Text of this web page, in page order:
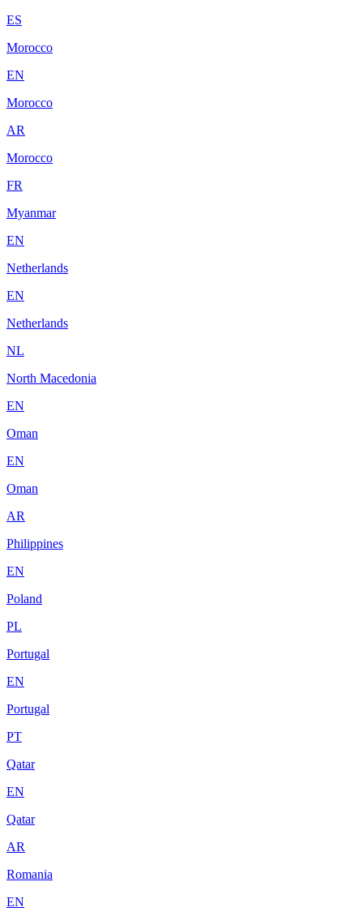
ES
Morocco
EN
Morocco
AR
Morocco
FR
Myanmar
EN
Netherlands
EN
Netherlands
NL
North Macedonia
EN
Oman
EN
Oman
AR
Philippines
EN
Poland
PL
Portugal
EN
Portugal
PT
Qatar
EN
Qatar
AR
Romania
EN